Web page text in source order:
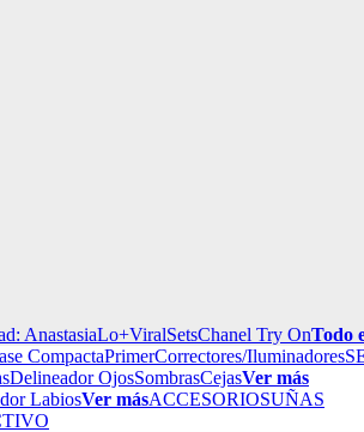
AnastasiaLo+ViralSetsChanel Try OnTodo
CompactaPrimerCorrectores/Iluminadores
Delineador OjosSombrasCejasVer más
LabiosVer másACCESORIOSUÑAS